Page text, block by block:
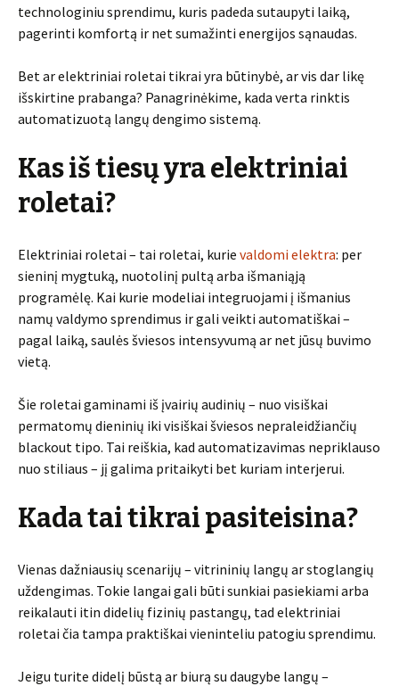
technologiniu sprendimu, kuris padeda sutaupyti laiką,
pagerinti komfortą ir net sumažinti energijos sąnaudas.
Bet ar elektriniai roletai tikrai yra būtinybė, ar vis dar likę
išskirtine prabanga? Panagrinėkime, kada verta rinktis
automatizuotą langų dengimo sistemą.
Kas iš tiesų yra elektriniai
roletai?
Elektriniai roletai – tai roletai, kurie valdomi elektra: per
sieninį mygtuką, nuotolinį pultą arba išmaniąją
programėlę. Kai kurie modeliai integruojami į išmanius
namų valdymo sprendimus ir gali veikti automatiškai –
pagal laiką, saulės šviesos intensyvumą ar net jūsų buvimo
vietą.
Šie roletai gaminami iš įvairių audinių – nuo visiškai
permatomų dieninių iki visiškai šviesos nepraleidžiančių
blackout tipo. Tai reiškia, kad automatizavimas nepriklauso
nuo stiliaus – jį galima pritaikyti bet kuriam interjerui.
Kada tai tikrai pasiteisina?
Vienas dažniausių scenarijų – vitrininių langų ar stoglangių
uždengimas. Tokie langai gali būti sunkiai pasiekiami arba
reikalauti itin didelių fizinių pastangų, tad elektriniai
roletai čia tampa praktiškai vieninteliu patogiu sprendimu.
Jeigu turite didelį būstą ar biurą su daugybe langų –